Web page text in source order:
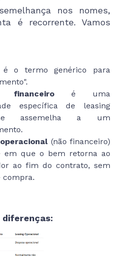
nos nomes,
é recorrente. Vamos
é o termo genérico para
financeiro é uma
específica de leasing
assemelha a um
(não financeiro)
em que o bem retorna ao
ao fim do contrato, sem
compra.
diferenças: